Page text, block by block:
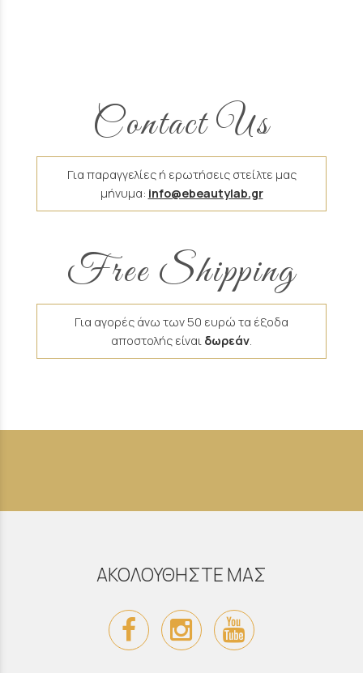
Contact Us
Για παραγγελίες ή ερωτήσεις στείλτε μας
μήνυμα: info@ebeautylab.gr
Free Shipping
Για αγορές άνω των 50 ευρώ τα έξοδα
αποστολής είναι δωρεάν.
ΑΚΟΛΟΥΘΗΣΤΕ ΜΑΣ